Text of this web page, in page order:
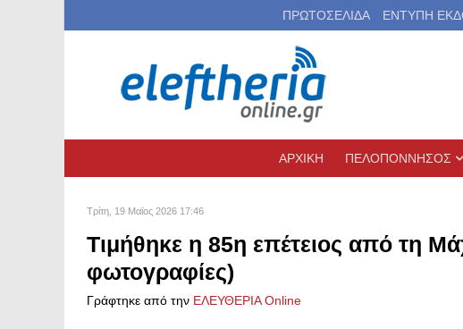
ΠΡΩΤΟΣΕΛΙΔΑ ΕΝΤΥΠΗ
ΑΡΧΙΚΗ ΠΕΛΟΠΟΝΝΗΣΟΣ
Τρίτη, 19 Μαϊος 2026 17:46
Τιμήθηκε η 85η επέτειος από τη
φωτογραφίες)
Γράφτηκε από την ΕΛΕΥΘΕΡΙΑ Online